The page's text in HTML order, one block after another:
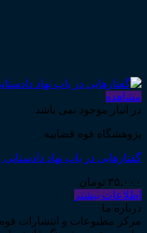
مشاهده
در انبار موجود نمی باشد
پژوهشگاه قوه قضاییه
گفتارهایی در باب نهاد
۳۵,۰۰۰ تومان
اطلاعات بیشتر
درباره ما